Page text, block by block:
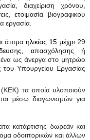
διαχείριση χρόνου,
ετοιμασία βιογραφικού
εργασία.
άτομαηλικίας 15 μέχρι 29
απασχόλησης ή
ως άνεργα στο μητρώο
Υπουργείου Εργασίας
(ΚΕΚ) τα οποία υλοποιούν
μέσω διαγωνισμών για
κατάρτισης δωρεάν και
οδοιπορικών και άλλων